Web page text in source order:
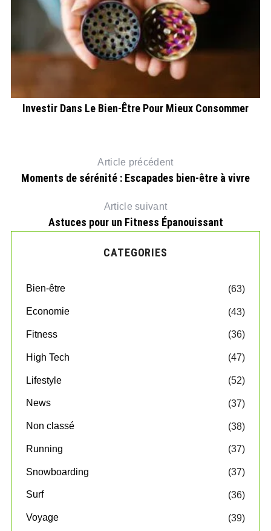
Investir Dans Le Bien-Être Pour Mieux Consommer
Article précédent
Moments de sérénité : Escapades bien-être à vivre
Article suivant
Astuces pour un Fitness Épanouissant
CATEGORIES
Bien-être (63)
Economie (43)
Fitness (36)
High Tech (47)
Lifestyle (52)
News (37)
Non classé (38)
Running (37)
Snowboarding (37)
Surf (36)
Voyage (39)